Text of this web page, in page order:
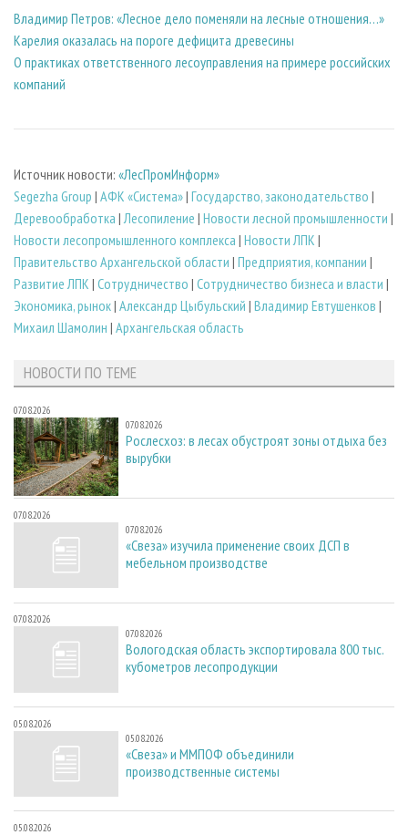
Владимир Петров: «Лесное дело поменяли на лесные отношения…»
Карелия оказалась на пороге дефицита древесины
О практиках ответственного лесоуправления на примере российских
компаний
Источник новости: «ЛесПромИнформ»
Segezha Group | АФК «Система»| Государство, законодательство |
Деревообработка | Лесопиление | Новости лесной промышленности |
Новости лесопромышленного комплекса | Новости ЛПК |
Правительство Архангельской области | Предприятия, компании |
Развитие ЛПК | Сотрудничество | Сотрудничество бизнеса и власти |
Экономика, рынок| Александр Цыбульский | Владимир Евтушенков |
Михаил Шамолин | Архангельская область
НОВОСТИ ПО ТЕМЕ
07.08.2026
07.08.2026
Рослесхоз: в лесах обустроят зоны отдыха без
вырубки
07.08.2026
07.08.2026
«Свеза» изучила применение своих ДСП в
мебельном производстве
07.08.2026
07.08.2026
Вологодская область экспортировала 800 тыс.
кубометров лесопродукции
05.08.2026
05.08.2026
«Свеза» и ММПОФ объединили
производственные системы
05.08.2026